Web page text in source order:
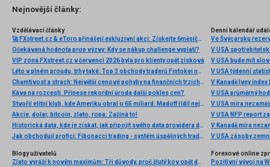
několik příkladů nejznámějších z nich.
Nejnovější články:
Vzdělávací články
🚀 FXstreet.cz & eToro přinášejí exkluzivní akci: Získejte 6měsíční členství ve VIP zóně ZDARMA
Očekávaná hodnota prop výzvy: Kdy se nákup challenge vyplatí?
VIP zóna FXstreet.cz v červenci 2026 byla pro klienty opět zisková
Léto v plném proudu, trhy také: Top 3 obchody traderů Fintokei na indexech a zlatě
Chamtivost a strach: Největší cenové pohyby na finančních trzích (červenec 2026)
Káva na rozcestí. Přinese rekordní úroda další pokles cen?
Stvořil elitní klub, kde Ameriku obral o 65 miliard. Madoff řídil největší Ponzi dějin
Akcie, dolar, bitcoin, zlato, ropa: Začíná to!
Historická data, kde je získat, jak připojit svého data providera do MultiCharts a proč je budeme potřebovat? (4. díl)
Jak obchodují profíci: Fibonacci trading - systém úspěšných traderů
Denní kalendář
Ve Švýcarsku
V USA
V USA bude mít
V USA týdenní
V Kanadě Ivey index
V USA průměrný
V USA míra
V USA NFP report
V Kanadě míra
V USA zásoby
Blogy uživatelů
Zlato vyráží k novým maximům: Tři důvody, proč žlutý kov opět dominuje
Forexové online
Pozitivní vývoj na